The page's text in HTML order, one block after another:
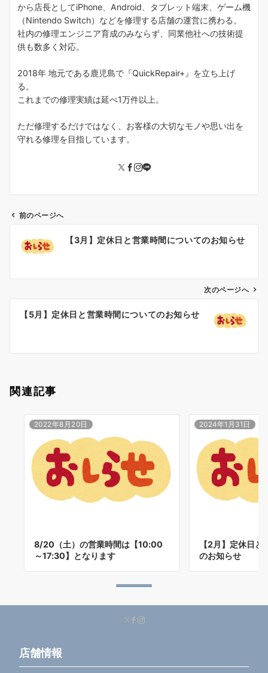
から店長としてiPhone、Android、タブレット端末、ゲーム機
（Nintendo Switch）などを修理する店舗の運営に携わる。
社内の修理エンジニア育成のみならず、同業他社への技術提
供も数多く対応。
2018年 地元である鹿児島で『QuickRepair+』を立ち上げ
る。
これまでの修理実績は延べ1万件以上。
ただ修理するだけではなく、お客様の大切なモノや思い出を
守れる修理を目指しています。
ビ
ン
前のページへ
【3月】定休日と営業時間についてのお知らせ
次のページへ
【5月】定休日と営業時間についてのお知らせ
関連記事
2022年8月20日
8/20（土）の営業時間は【10:00
～17:30】となります
2024年1月31日
【2月】定休日
のお知らせ
店舗情報